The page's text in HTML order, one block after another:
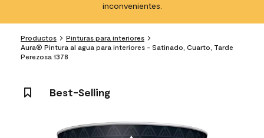
inconvenientes.
Productos
Pinturas para interiores
Aura® Pintura al agua para interiores - Satinado, Cuarto, Tarde
Perezosa 1378
Best-Selling